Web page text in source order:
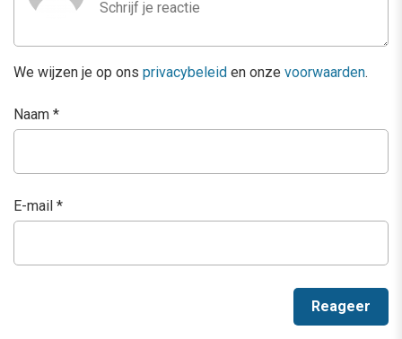
We wijzen je op ons privacybeleid en onze voorwaarden.
Naam *
E-mail *